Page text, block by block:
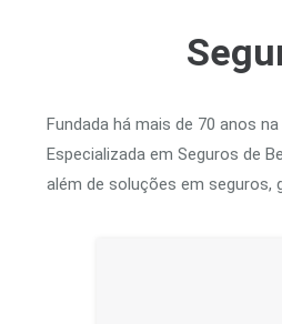
Fundada há mais de 70 anos
Especializada em Seguros de
além de soluções em seguros,